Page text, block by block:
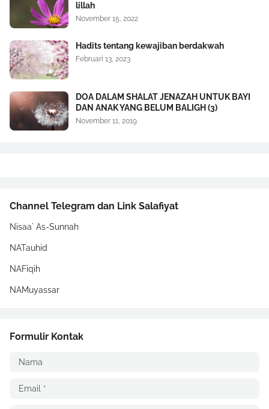
lillah
November 15, 2022
Hadits tentang kewajiban berdakwah
Februari 13, 2023
DOA DALAM SHALAT JENAZAH UNTUK BAYI
DAN ANAK YANG BELUM BALIGH (3)
November 11, 2019
Channel Telegram dan Link Salafiyat
Nisaa` As-Sunnah
NATauhid
NAFiqih
NAMuyassar
Formulir Kontak